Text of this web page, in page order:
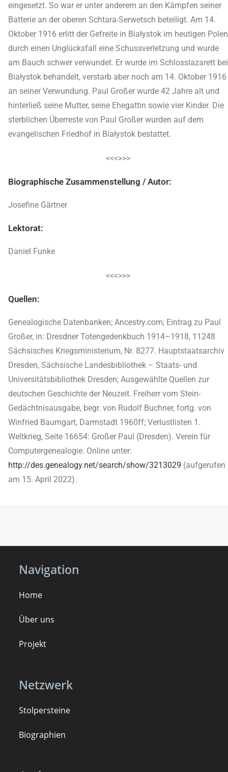
eingesetzt. So war er unter anderem an den Kämpfen seiner
Batterie an der oberen Schtara-Serwetsch beteiligt. Am 14.
Oktober 1916 erlitt der Gefreite in Białystok im heutigen Polen
durch einen Unglücksfall eine Schussverletzung und wurde
am Bauch schwer verwundet. Er wurde im Schlosslazarett bei
Białystok behandelt, verstarb aber noch am 14. Oktober 1916
an seiner Verwundung. Paul Großer wurde 42 Jahre alt und
hinterließ seine Mutter, seine Ehegattin sowie vier Kinder. Die
sterblichen Überreste von Paul Großer wurden auf dem
evangelischen Friedhof in Białystok bestattet.
<<<>>>
Biographische Zusammenstellung / Autor:
Josefine Gärtner
Lektorat:
Daniel Funke
<<<>>>
Quellen:
Genealogische Datenbanken; Ancestry.com; Eintrag zu Paul
Großer, in: Dresdner Totengedenkbuch 1914–1918, 11248
Sächsisches Kriegsministerium, Nr. 8277. Hauptstaatsarchiv
Dresden, Sächsische Landesbibliothek – Staats- und
Universitätsbibliothek Dresden; Ausgewählte Quellen zur
deutschen Geschichte der Neuzeit. Freiherr vom Stein-
Gedächtnisausgabe, begr. von Rudolf Buchner, fortg. von
Winfried Baumgart, Darmstadt 1960ff; Verlustlisten 1.
Weltkrieg, Seite 16654: Großer Paul (Dresden). Verein für
Computergenealogie. Online unter:
http://des.genealogy.net/search/show/3213029 (aufgerufen
am 15. April 2022).
Navigation
Home
Über uns
Projekt
Netzwerk
Stolpersteine
Biographien